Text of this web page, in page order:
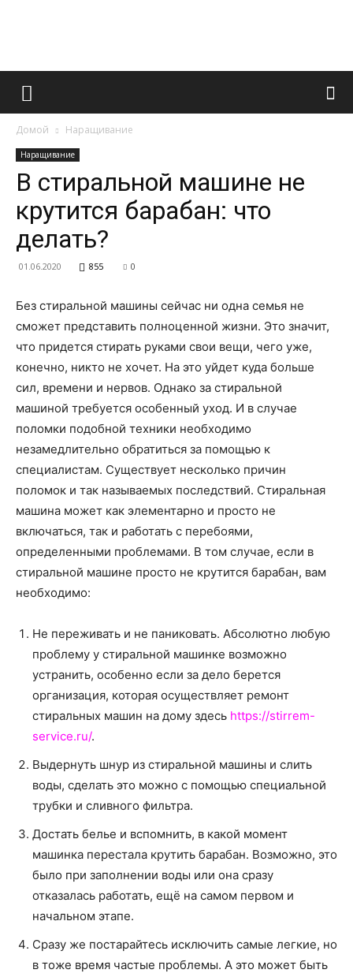
Французский
и
о
нем
Домой Наращивание
Наращивание
В стиральной машине не
крутится барабан: что
делать?
01.06.2020 855 0
Без стиральной машины сейчас ни одна семья не
сможет представить полноценной жизни. Это значит,
что придется стирать руками свои вещи, чего уже,
конечно, никто не хочет. На это уйдет куда больше
сил, времени и нервов. Однако за стиральной
машиной требуется особенный уход. И в случае
поломки подобной техники необходимо
незамедлительно обратиться за помощью к
специалистам. Существует несколько причин
поломок и так называемых последствий. Стиральная
машина может как элементарно и просто не
включаться, так и работать с перебоями,
определенными проблемами. В том случае, если в
стиральной машине просто не крутится барабан, вам
необходимо:
Не переживать и не паниковать. Абсолютно любую
проблему у стиральной машинке возможно
устранить, особенно если за дело берется
организация, которая осуществляет ремонт
стиральных машин на дому здесь https://stirrem-
service.ru/.
Выдернуть шнур из стиральной машины и слить
воды, сделать это можно с помощью специальной
трубки и сливного фильтра.
Достать белье и вспомнить, в какой момент
машинка перестала крутить барабан. Возможно, это
было при заполнении воды или она сразу
отказалась работать, ещё на самом первом и
начальном этапе.
Сразу же постарайтесь исключить самые легкие, но
в тоже время частые проблемы. А это может быть